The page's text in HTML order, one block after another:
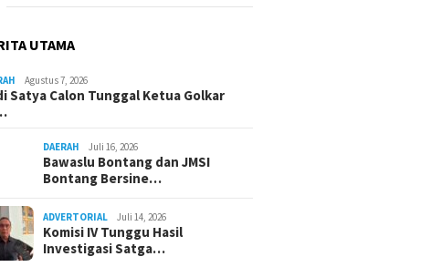
UTAMA
Agustus 7, 2026
Satya Calon Tunggal Ketua Golkar
DAERAH Juli 16, 2026
Bawaslu Bontang dan JMSI
Bontang Bersine…
ADVERTORIAL Juli 14, 2026
Komisi IV Tunggu Hasil
Investigasi Satga…